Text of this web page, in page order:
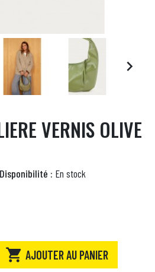

VERNIS OLIVE
Disponibilité : En stock
 AJOUTER AU PANIER